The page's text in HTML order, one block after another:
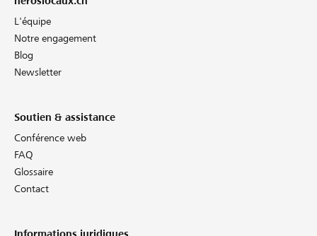
L'équipe
Notre engagement
Blog
Newsletter
Soutien & assistance
Conférence web
FAQ
Glossaire
Contact
Informations juridiques